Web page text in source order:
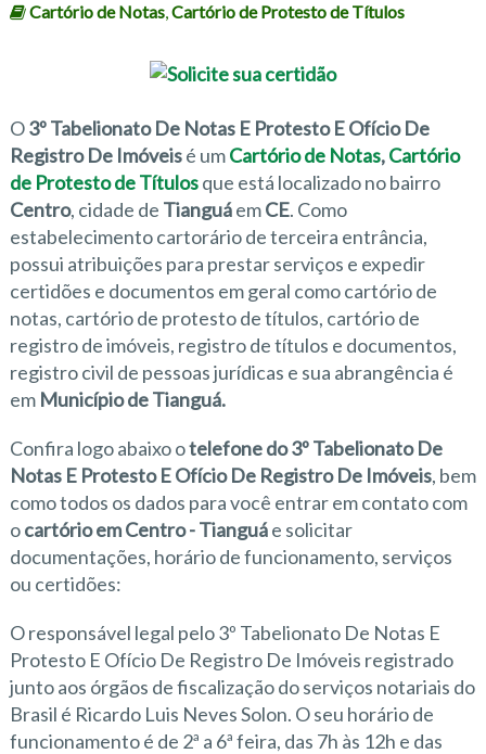
Cartório de Notas,Cartório de Protesto de Títulos
O3º Tabelionato De Notas E Protesto E Ofício De
Registro De Imóveisé umCartório de Notas,Cartório
de Protesto de Títulosque está localizado no bairro
Centro, cidade de TianguáemCE. Como
estabelecimento cartorário de terceira entrância,
possui atribuições para prestar serviços e expedir
certidões e documentos em geral como cartório de
notas, cartório de protesto de títulos, cartório de
registro de imóveis, registro de títulos e documentos,
registro civil de pessoas jurídicas e sua abrangência é
em Município de Tianguá.
Confira logo abaixo otelefone do 3º Tabelionato De
Notas E Protesto E Ofício De Registro De Imóveis, bem
como todos os dados para você entrar em contato com
ocartório em Centro - Tianguáe solicitar
documentações, horário de funcionamento, serviços
ou certidões:
O responsável legal pelo 3º Tabelionato De Notas E
Protesto E Ofício De Registro De Imóveis registrado
junto aos órgãos de fiscalização do serviços notariais do
Brasil é Ricardo Luis Neves Solon. O seu horário de
funcionamento é de 2ª a 6ª feira, das 7h às 12h e das